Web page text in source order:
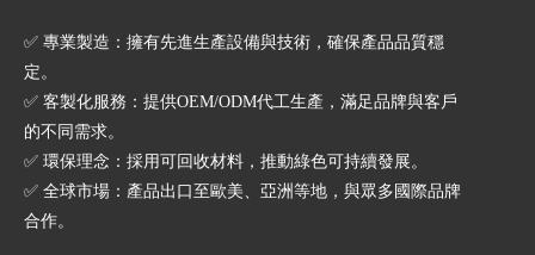
✅ 專業製造：擁有先進生產設備與技術，確保產品品質穩
定。
✅ 客製化服務：提供OEM/ODM代工生產，滿足品牌與客戶
的不同需求。
✅ 環保理念：採用可回收材料，推動綠色可持續發展。
✅ 全球市場：產品出口至歐美、亞洲等地，與眾多國際品牌
合作。